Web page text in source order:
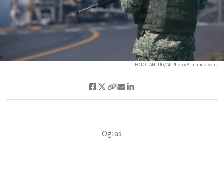
FOTO TANJUG/AP Photo/Armando Solis